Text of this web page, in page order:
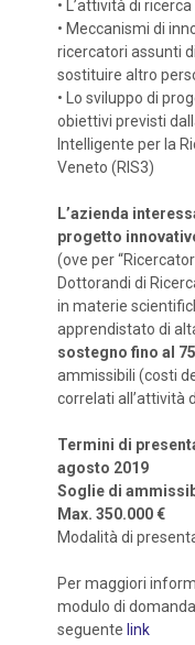
• L’attività di
• Meccanismi di
ricercatori assunti
sostituire altro
• Lo sviluppo di
obiettivi previsti
Intelligente per la
Veneto (RIS3)
L’azienda
progetto
(ove per
Dottorandi di
in materie
apprendistato di
sostegno fino al
ammissibili (costi
correlati all’attività
Termini di
agosto 2019
Soglie di
Max. 350.000 €
Modalità di
Per maggiori
modulo di
seguente link